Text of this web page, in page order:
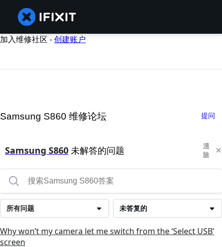
加入维修社区 -创建账户
Samsung S860 维修论坛 提问
Samsung S860 未解答的问题
清
除
未答复的
所有问题
Why won’t my camera let me switch from the ‘Select USB’
screen